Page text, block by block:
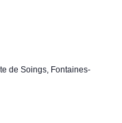
s
de Soings, Fontaines-